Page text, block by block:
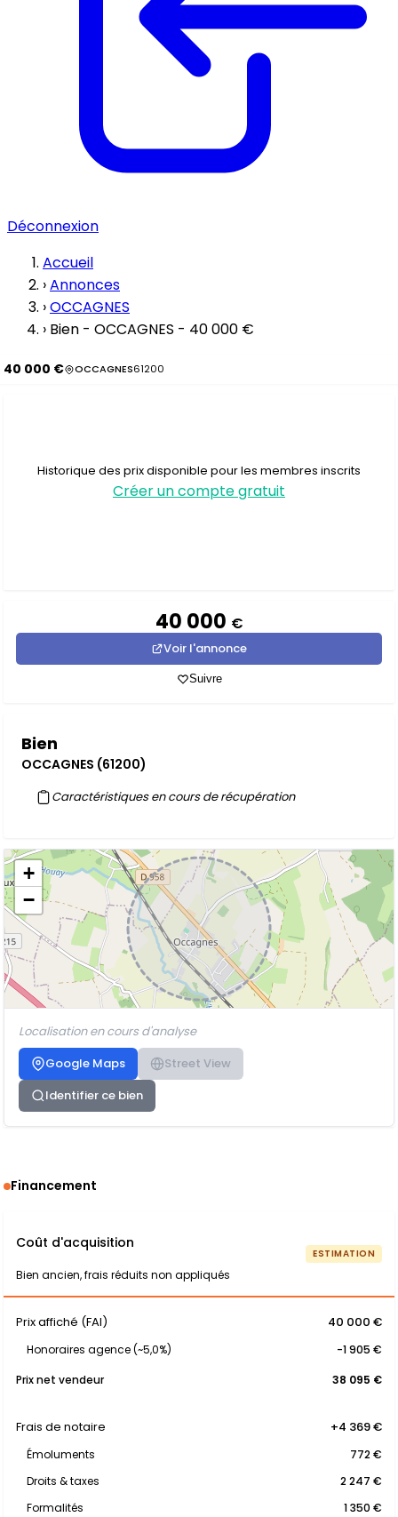
Déconnexion
Accueil
›Annonces
›OCCAGNES
› Bien - OCCAGNES - 40 000 €
40 000 € OCCAGNES61200
Historique des prix disponible pour les membres inscrits
Créer un compte gratuit
40 000 €
Voir l'annonce
Suivre
Bien
OCCAGNES (61200)
Caractéristiques en cours de récupération
+
−
Localisation en cours d'analyse
Google Maps
Street View
Identifier ce bien
Financement
Coût d'acquisition
Bien ancien, frais réduits non appliqués
ESTIMATION
Prix affiché (FAI) 40 000 €
Honoraires agence (~5,0%)
-1 905 €
Prix net vendeur
38 095 €
Frais de notaire +4 369 €
Émoluments
772 €
Droits & taxes
2 247 €
Formalités
1 350 €